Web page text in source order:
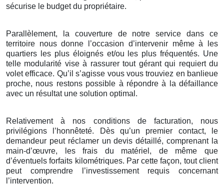
sécurise le budget du propriétaire.
Parallèlement, la couverture de notre service dans ce
territoire nous donne l’occasion d’intervenir même à les
quartiers les plus éloignés et/ou les plus fréquentés. Une
telle modularité vise à rassurer tout gérant qui requiert du
volet efficace. Qu’il s’agisse vous vous trouviez en banlieue
proche, nous restons possible à répondre à la défaillance
avec un résultat une solution optimal.
Relativement à nos conditions de facturation, nous
privilégions l’honnêteté. Dès qu’un premier contact, le
demandeur peut réclamer un devis détaillé, comprenant la
main-d’œuvre, les frais du matériel, de même que
d’éventuels forfaits kilométriques. Par cette façon, tout client
peut comprendre l’investissement requis concernant
l’intervention.